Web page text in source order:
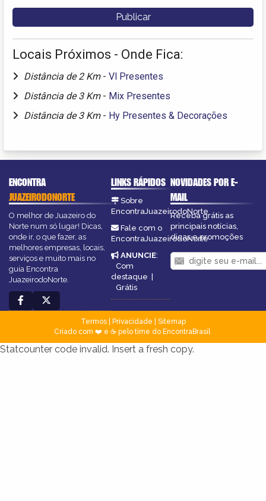
Locais Próximos - Onde Fica:
Distância de 2 Km - Vl Presentes
Distância de 3 Km - Mix Presentes
Distância de 3 Km - Hy Presentes & Decorações
ENCONTRA
JUAZEIRODONORTE
O melhor de Juazeiro do
Norte num só lugar! Dicas,
onde ir, o que fazer, as
melhores empresas, locais,
serviços e muito mais no
guia Encontra
JuazeirodoNorte.
LINKS RÁPIDOS
Sobre
EncontraJuazeirodoNorte
Fale com o
EncontraJuazeirodoNorte
ANUNCIE:
Com
destaque |
Grátis
NOVIDADES POR E-
MAIL
Receba grátis as
principais notícias,
dicas e promoções
Termos| Privacidade
Sitemap
Criado com ❤️ e ☕ pelo time do EncontraBrasil
Statcounter code invalid. Insert a fresh copy.